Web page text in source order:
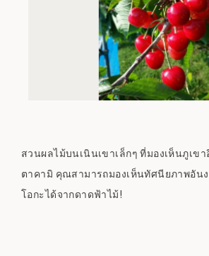
สวนผลไม้บนเนินเขาเล็กๆ ที่มองเห็นภูเข
ตาคามิ คุณสามารถมองเห็นทัศนียภาพอันง
โอกะได้จากดาดฟ้าไม้!